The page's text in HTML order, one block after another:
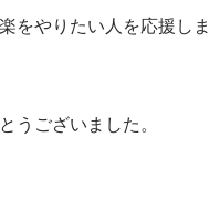
をやりたい人を応援しま
うございました。